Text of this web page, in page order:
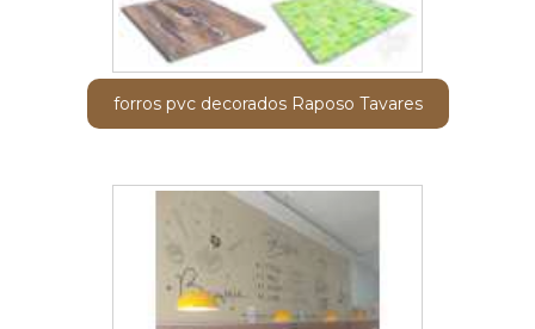
forros pvc decorados Raposo Tavares